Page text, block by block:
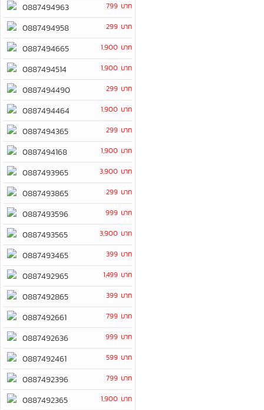
0887494963 799 บาท
0887494958 299 บาท
0887494665 1,900 บาท
0887494514 1,900 บาท
0887494490 299 บาท
0887494464 1,900 บาท
0887494365 299 บาท
0887494168 1,900 บาท
0887493965 3,900 บาท
0887493865 299 บาท
0887493596 999 บาท
0887493565 3,900 บาท
0887493465 399 บาท
0887492965 1,499 บาท
0887492865 399 บาท
0887492661 799 บาท
0887492636 999 บาท
0887492461 599 บาท
0887492396 799 บาท
0887492365 1,900 บาท